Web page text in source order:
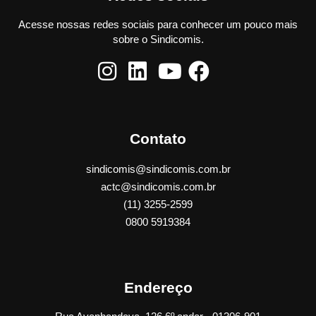
Acesse nossas redes sociais para conhecer um pouco mais
sobre o Sindicomis.
Contato
sindicomis@sindicomis.com.br
actc@sindicomis.com.br
(11) 3255-2599
0800 5919384
Endereço